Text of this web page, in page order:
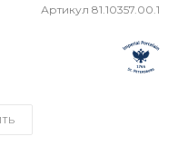
Артикул 81.10357.00.1